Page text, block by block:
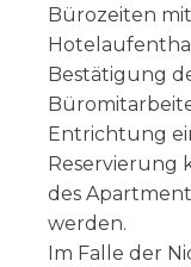
Bürozeiten
Bestätigung
Entrichtung
Reservierung
des
werden.
Im Falle der